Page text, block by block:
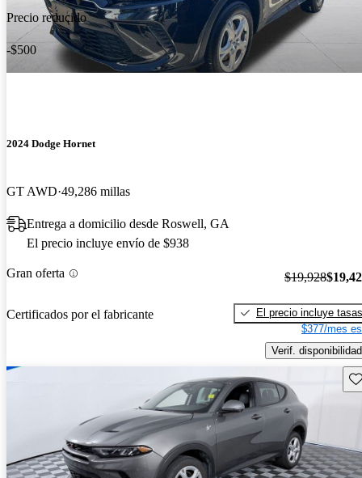
Precio reducido
-$500
2024 Dodge Hornet
GT AWD 49,286 millas
Entrega a domicilio desde Roswell, GA
El precio incluye envío de $938
Gran oferta
Certificados por el fabricante
$19,928
El precio incluye tasas
$377/mes
Verif. disponibilidad